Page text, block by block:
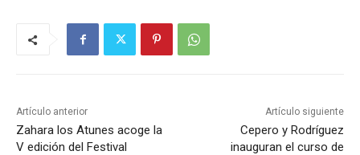
Artículo anterior
Zahara los Atunes acoge la
V edición del Festival
Artículo siguiente
Cepero y Rodríguez
inauguran el curso de